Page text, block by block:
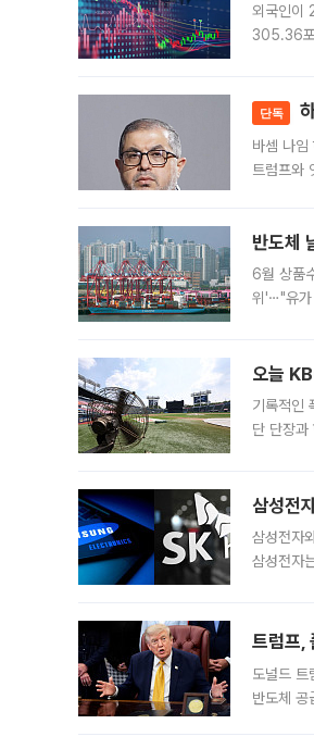
외국인이
305.36포
단독
바셈 나임
트럼프와
반도체
6월 상품
위'⋯"유가
오늘
기록적인
단 단장과
삼성전
삼성전자와
삼성전자
트럼프,
도널드 트
반도체 공